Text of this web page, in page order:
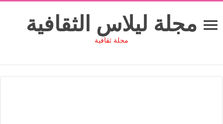
مجلة ليلاس الثقافية
مجلة ثقافية